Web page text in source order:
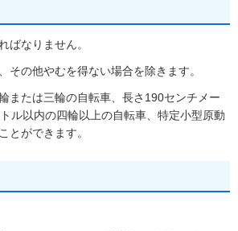
ばなりません。
その他やむを得ない場合を除きます。
または三輪の自転車、長さ190センチメー
ル以内の四輪以上の自転車、特定小型原動
とができます。